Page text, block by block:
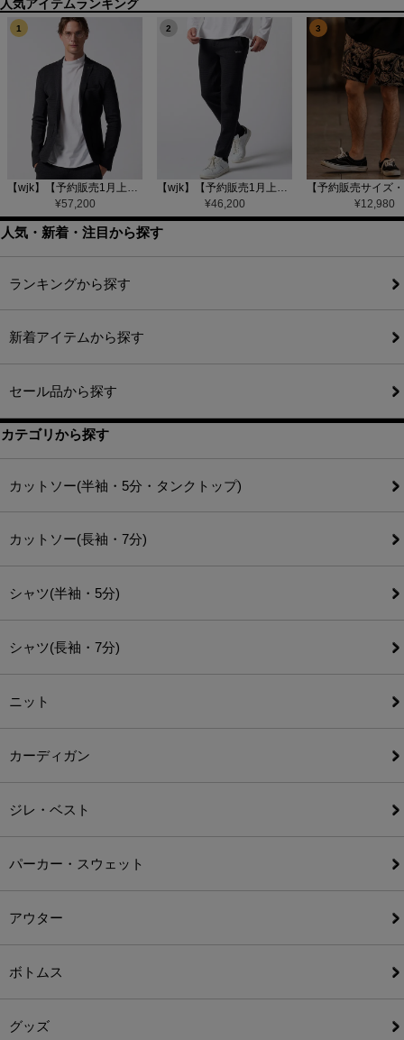
1
【wjk】【予約販売1月上旬～中旬入荷】function knit jacket(jacquard check) ニットジャケット(207 mw08j)
¥57,200
2
【wjk】【予約販売1月上旬～中旬入荷】function knit easy slacks(jacquard check) ニットイージーパンツ(504 mw08j)
¥46,200
3
¥12,980
人気・新着・注目から探す
ランキングから探す
新着アイテムから探す
セール品から探す
カテゴリから探す
カットソー(半袖・5分・タンクトップ)
カットソー(長袖・7分)
シャツ(半袖・5分)
シャツ(長袖・7分)
ニット
カーディガン
ジレ・ベスト
パーカー・スウェット
アウター
ボトムス
グッズ